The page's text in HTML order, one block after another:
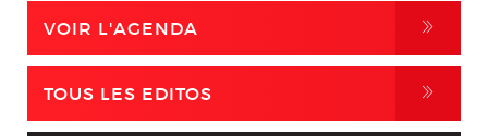
VOIR L'AGENDA ,
TOUS LES EDITOS ,